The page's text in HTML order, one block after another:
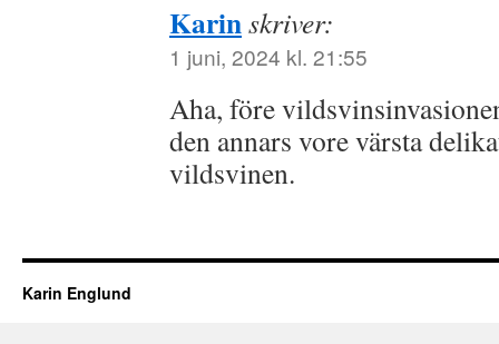
Karinskriver:
1 juni, 2024 kl. 21:55
Aha, före
den annars vore värsta
vildsvinen.
Karin Englund